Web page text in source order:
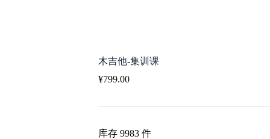
木吉他-集训课
¥799.00
库存 9983 件